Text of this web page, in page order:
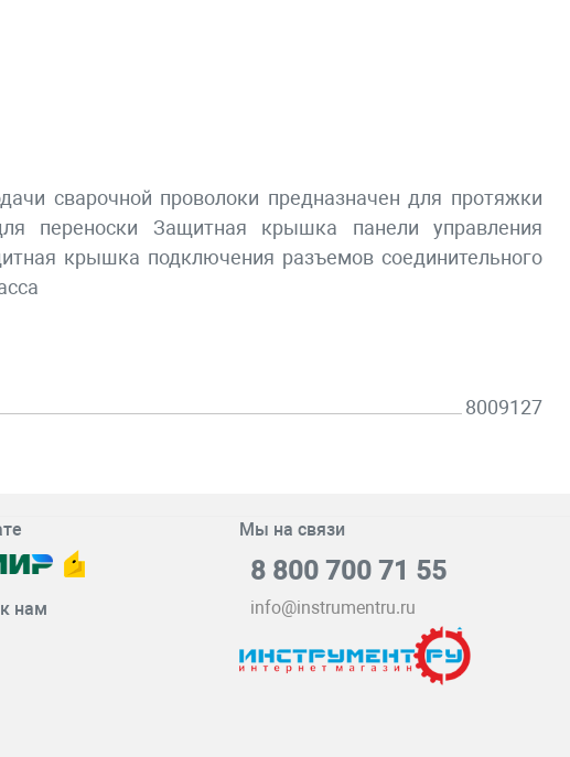
сварочной проволоки предназначен для протяжки
переноски Защитная крышка панели управления
крышка подключения разъемов соединительного
8009127
нам
Мы на связи
8 800 700 71 55
info@instrumentru.ru